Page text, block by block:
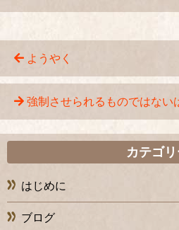
ようやく
強制させられるものではない
カテゴ
はじめに
ブログ